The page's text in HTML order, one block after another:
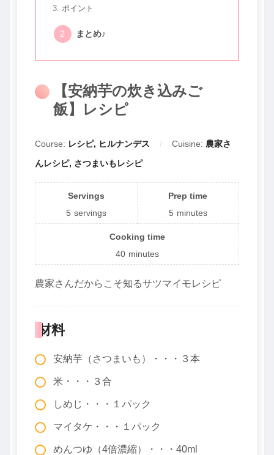
ポイント
まとめ♪
【安納芋の炊き込みご
飯】レシピ
Course: レシピ, ヒルナンデス Cuisine: 農家さ
んレシピ, さつまいもレシピ
Servings
5 servings
Prep time
5 minutes
Cooking time
40 minutes
農家さんだからこそ知るサツマイモレシピ
材料
安納芋（さつまいも）・・・３本
米・・・３合
しめじ・・・１パック
マイタケ・・・１パック
めんつゆ（4倍濃縮）・・・40ml